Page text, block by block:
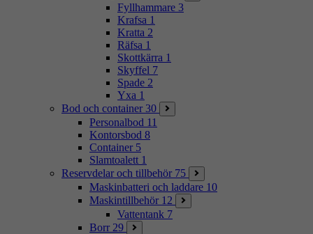
Fyllhammare 3
Krafsa 1
Kratta 2
Räfsa 1
Skottkärra 1
Skyffel 7
Spade 2
Yxa 1
Bod och container 30
Personalbod 11
Kontorsbod 8
Container 5
Slamtoalett 1
Reservdelar och tillbehör 75
Maskinbatteri och laddare 10
Maskintillbehör 12
Vattentank 7
Borr 29